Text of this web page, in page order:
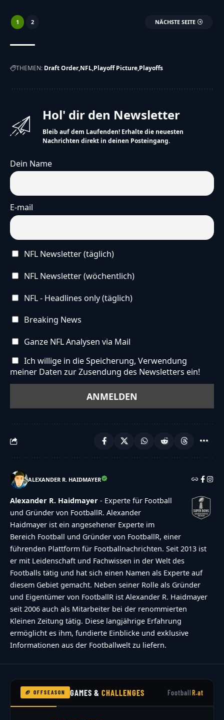
1 2 NÄCHSTE SEITE
THEMEN: Draft Order NFL Playoff Picture Playoffs
Hol' dir den Newsletter
Bleib auf dem Laufenden! Erhalte die neuesten
Nachrichten direkt in deinen Posteingang.
Dein Name
E-mail
NFL Newsletter (täglich)
NFL Newsletter (wöchentlich)
NFL - Headlines only (täglich)
Breaking News
Ganze NFL Analysen via Mail
Ich willige in die Speicherung, Verwendung
meiner Daten zur Zusendung des Newsletters ein!
ALEXANDER R. HAIDMAYER
Alexander R. Haidmayer - Experte für Football
und Gründer von FootballR. Alexander
Haidmayer ist ein angesehener Experte im
Bereich Football und Gründer von FootballR, einer
führenden Plattform für Footballnachrichten. Seit 2013 ist
er mit Leidenschaft und Fachwissen in der Welt des
Footballs tätig und hat sich einen Namen als Experte auf
diesem Gebiet gemacht. Neben seiner Rolle als Gründer
und Eigentümer von FootballR ist Alexander R. Haidmayer
seit 2006 auch als Mitarbeiter bei der renommierten
Kleinen Zeitung tätig. Diese langjährige Erfahrung
ermöglicht es ihm, fundierte Einblicke und exklusive
Informationen aus der Footballwelt zu liefern.
🏈 OFFSEASON GAMES &CHALLENGES FootballR.at